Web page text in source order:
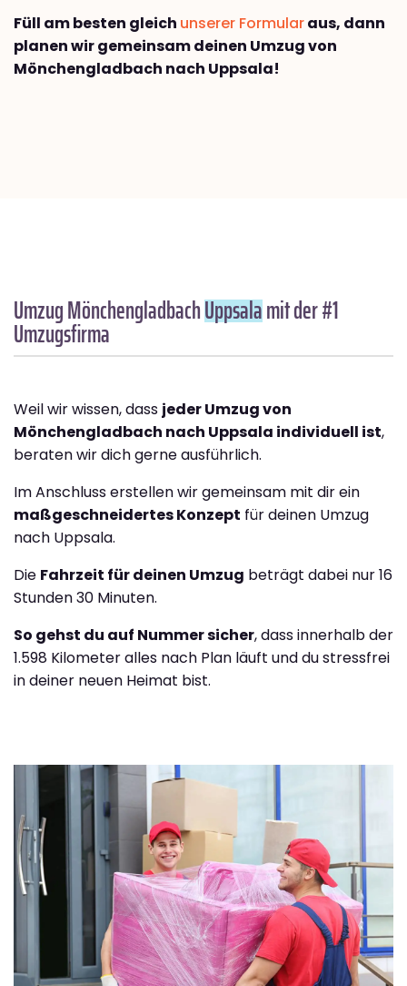
Füll am besten gleich unserer Formularaus, dann
planen wir gemeinsam deinen Umzug von
Mönchengladbach nach Uppsala!
Umzug MönchengladbachUppsalamit der #1
Umzugsfirma
Weil wir wissen, dass jeder Umzug von
Mönchengladbach nach Uppsala individuell ist,
beraten wir dich gerne ausführlich.
Im Anschluss erstellen wir gemeinsam mit dir ein
maßgeschneidertes Konzept für deinen Umzug
nach Uppsala.
Die Fahrzeit für deinen Umzug beträgt dabei nur 16
Stunden 30 Minuten.
So gehst du auf Nummer sicher, dass innerhalb der
1.598 Kilometer alles nach Plan läuft und du stressfrei
in deiner neuen Heimat bist.